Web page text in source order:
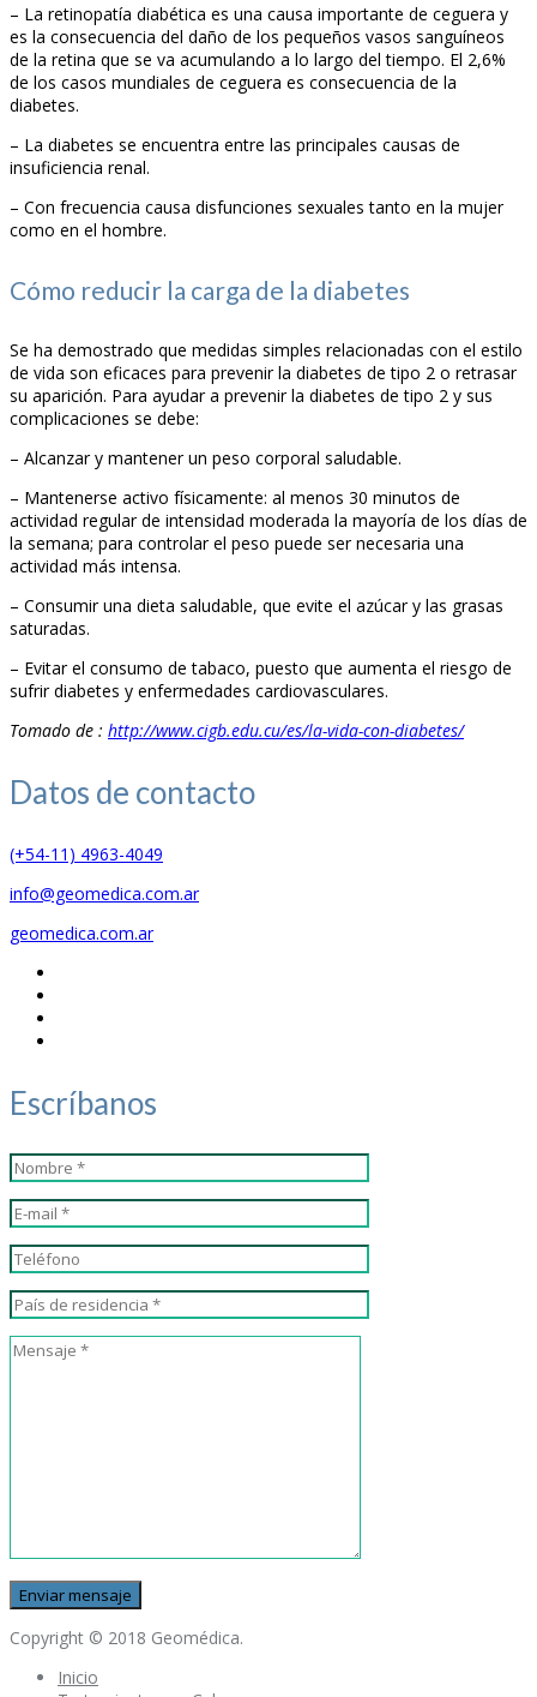
– La retinopatía diabética es una causa importante de ceguera y
es la consecuencia del daño de los pequeños vasos sanguíneos
de la retina que se va acumulando a lo largo del tiempo. El 2,6%
de los casos mundiales de ceguera es consecuencia de la
diabetes.
– La diabetes se encuentra entre las principales causas de
insuficiencia renal.
– Con frecuencia causa disfunciones sexuales tanto en la mujer
como en el hombre.
Cómo reducir la carga de la diabetes
Se ha demostrado que medidas simples relacionadas con el estilo
de vida son eficaces para prevenir la diabetes de tipo 2 o retrasar
su aparición. Para ayudar a prevenir la diabetes de tipo 2 y sus
complicaciones se debe:
– Alcanzar y mantener un peso corporal saludable.
– Mantenerse activo físicamente: al menos 30 minutos de
actividad regular de intensidad moderada la mayoría de los días de
la semana; para controlar el peso puede ser necesaria una
actividad más intensa.
– Consumir una dieta saludable, que evite el azúcar y las grasas
saturadas.
– Evitar el consumo de tabaco, puesto que aumenta el riesgo de
sufrir diabetes y enfermedades cardiovasculares.
Tomado de : http://www.cigb.edu.cu/es/la-vida-con-diabetes/
Datos de contacto
(+54-11) 4963-4049
info@geomedica.com.ar
geomedica.com.ar
Escríbanos
Copyright © 2018 Geomédica.
Inicio